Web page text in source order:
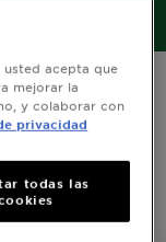
usted acepta que
mejorar la
y colaborar con
privacidad
todas las